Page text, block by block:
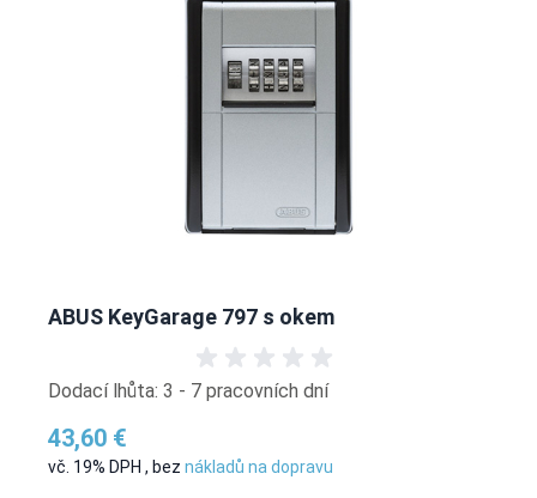
ABUS KeyGarage 797 s okem
Dodací lhůta: 3 - 7 pracovních dní
43,60 €
vč. 19% DPH , bez nákladů na dopravu